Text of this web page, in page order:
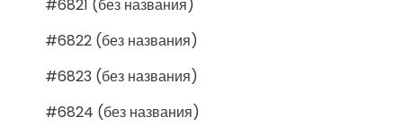
#6821 (без названия)
#6822 (без названия)
#6823 (без названия)
#6824 (без названия)